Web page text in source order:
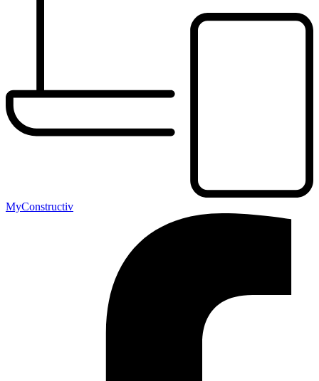
MyConstructiv